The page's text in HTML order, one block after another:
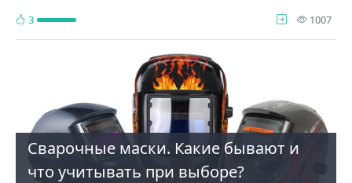
3 1007
Сварочные маски. Какие бывают и
что учитывать при выборе?